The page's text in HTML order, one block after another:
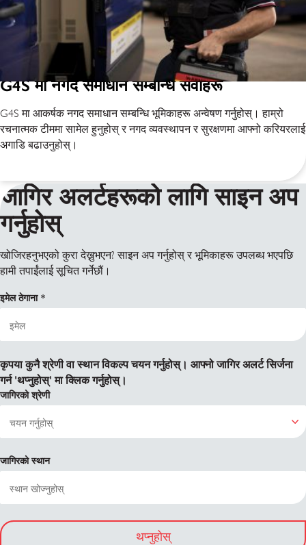
G4S मा नगद समाधान सम्बन्धि सेवाहरू
G4S मा आकर्षक नगद समाधान सम्बन्धि भूमिकाहरू अन्वेषण गर्नुहोस्। हाम्रो
रचनात्मक टीममा सामेल हुनुहोस् र नगद व्यवस्थापन र सुरक्षणमा आफ्नो करियरलाई
अगाडि बढाउनुहोस्।
जागिर अलर्टहरूको लागि साइन अप
गर्नुहोस्
खोजिरहनुभएको कुरा देख्नुभएन? साइन अप गर्नुहोस् र भूमिकाहरू उपलब्ध भएपछि
हामी तपाईंलाई सूचित गर्नेछौं।
इमेल ठेगाना
कृपया कुनै श्रेणी वा स्थान विकल्प चयन गर्नुहोस्। आफ्नो जागिर अलर्ट सिर्जना
गर्न 'थप्नुहोस्' मा क्लिक गर्नुहोस्।
जागिरको श्रेणी
जागिरको स्थान
थप्नुहोस्